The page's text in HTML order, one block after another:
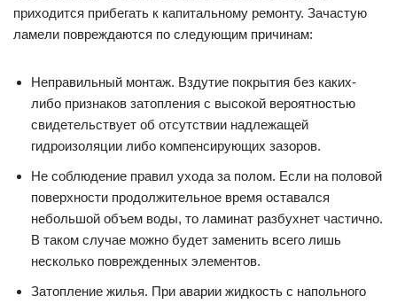
приходится прибегать к капитальному ремонту. Зачастую
ламели повреждаются по следующим причинам:
Неправильный монтаж. Вздутие покрытия без каких-
либо признаков затопления с высокой вероятностью
свидетельствует об отсутствии надлежащей
гидроизоляции либо компенсирующих зазоров.
Не соблюдение правил ухода за полом. Если на половой
поверхности продолжительное время оставался
небольшой объем воды, то ламинат разбухнет частично.
В таком случае можно будет заменить всего лишь
несколько поврежденных элементов.
Затопление жилья. При аварии жидкость с напольного